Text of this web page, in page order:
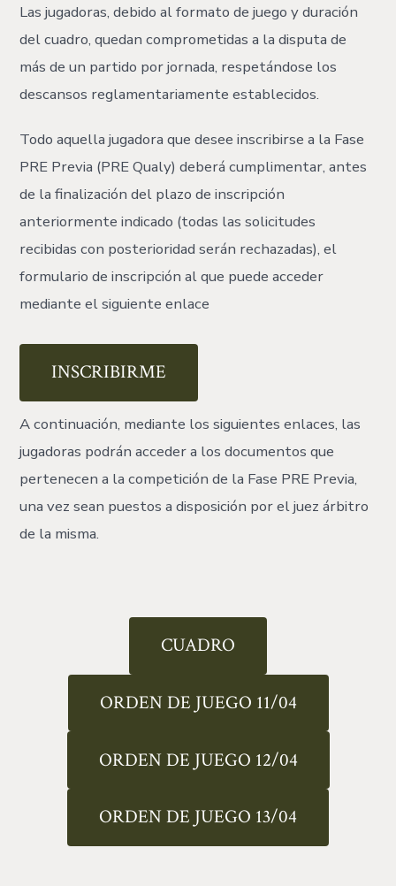
Las jugadoras, debido al formato de juego y duración
del cuadro, quedan comprometidas a la disputa de
más de un partido por jornada, respetándose los
descansos reglamentariamente establecidos.
Todo aquella jugadora que desee inscribirse a la Fase
PRE Previa (PRE Qualy) deberá cumplimentar, antes
de la finalización del plazo de inscripción
anteriormente indicado (todas las solicitudes
recibidas con posterioridad serán rechazadas), el
formulario de inscripción al que puede acceder
mediante el siguiente enlace
INSCRIBIRME
A continuación, mediante los siguientes enlaces, las
jugadoras podrán acceder a los documentos que
pertenecen a la competición de la Fase PRE Previa,
una vez sean puestos a disposición por el juez árbitro
de la misma.
CUADRO
ORDEN DE JUEGO 11/04
ORDEN DE JUEGO 12/04
ORDEN DE JUEGO 13/04